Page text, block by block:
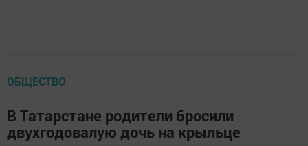
ОБЩЕСТВО
В Татарстане родители бросили
двухгодовалую дочь на крыльце